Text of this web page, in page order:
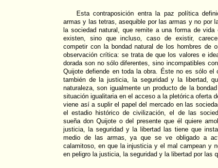
Esta contraposición entra la paz política
armas y las tetras, asequible por las armas y no por
la sociedad natural, que remite a una forma de
existen, sino que incluso, caso de existir,
competir con la bondad natural de los hombres de
observación crítica: se trata de que los valores e
dorada son no sólo diferentes, sino incompatibles
Quijote defiende en toda la obra. Éste no es sólo
también de la justicia, la seguridad y la libertad,
naturaleza, son igualmente un producto de la
situación igualitaria en el acceso a la pletórica oferta
viene así a suplir el papel del mercado en las
el estadio histórico de civilización, el de las
sueña don Quijote o del presente que él quiere
justicia, la seguridad y la libertad las tiene que
medio de las armas, ya que se ve obligado a
calamitoso, en que la injusticia y el mal campean y
en peligro la justicia, la seguridad y la libertad por las